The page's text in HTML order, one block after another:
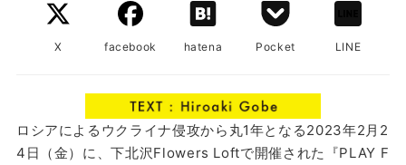
X facebook hatena Pocket LINE
ロシアによるウクライナ侵攻から丸1年となる2023年2月2
4日（金）に、下北沢Flowers Loftで開催された『PLAY F